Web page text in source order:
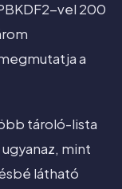
vel 200
a
tároló-lista
mint
látható